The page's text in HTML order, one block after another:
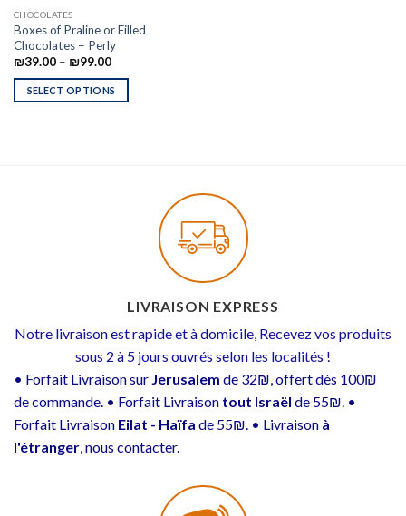
CHOCOLATES
Boxes of Praline or Filled
Chocolates – Perly
₪39.00– ₪99.00
SELECT OPTIONS
LIVRAISON EXPRESS
Notre livraison est rapide et à domicile, Recevez vos produits
sous 2 à 5 jours ouvrés selon les localités !
• Forfait Livraison sur Jerusalem de 32₪, offert dès 100₪
de commande. • Forfait Livraison tout Israël de 55₪. •
Forfait Livraison Eilat - Haïfa de 55₪. • Livraison à
l'étranger , nous contacter.